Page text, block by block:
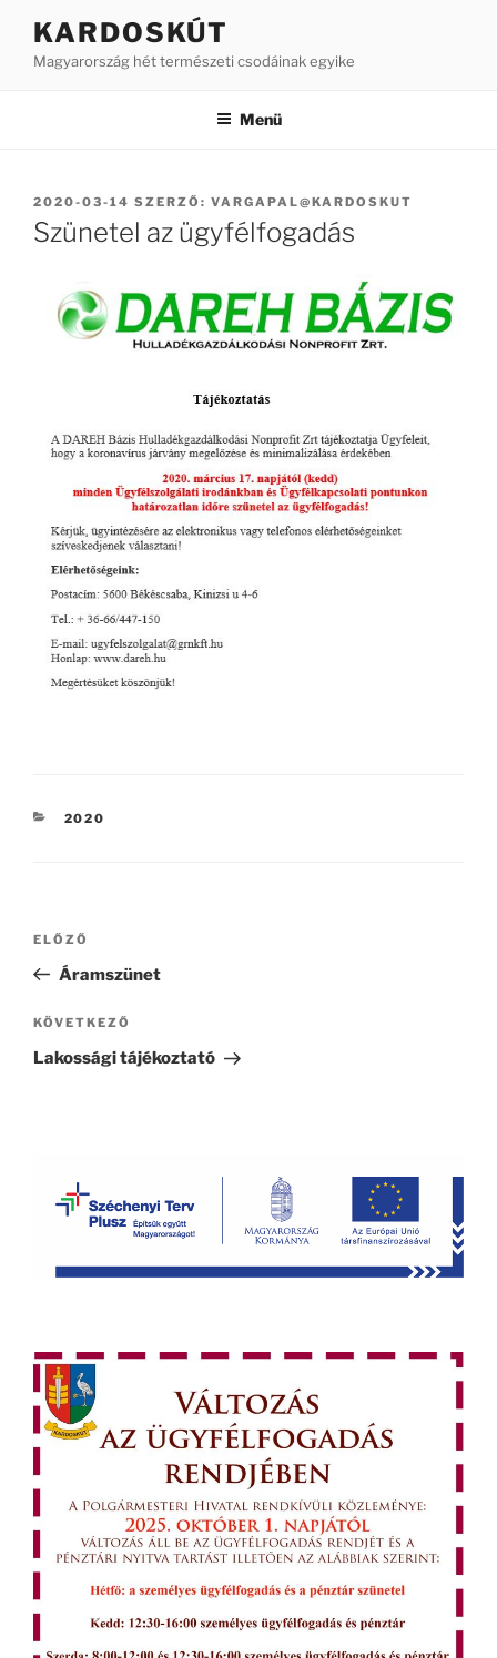
KARDOSKÚT
Magyarország hét természeti csodáinak egyike
Menü
BEKÜLDVE:
2020-03-14 SZERZŐ: VARGAPAL@KARDOSKUT
Szünetel az ügyfélfogadás
KATEGÓRIÁK
2020
Bejegyzés
navigáció
Korábbi
bejegyzés
ELŐZŐ
Áramszünet
Következő
bejegyzés
KÖVETKEZŐ
Lakossági tájékoztató